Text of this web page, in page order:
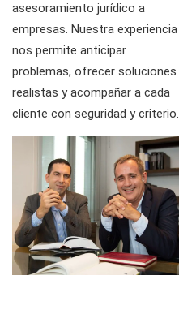
asesoramiento jurídico a
empresas. Nuestra experiencia
nos permite anticipar
problemas, ofrecer soluciones
realistas y acompañar a cada
cliente con seguridad y criterio.